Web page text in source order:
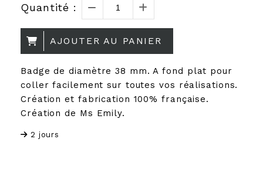
Quantité :
AJOUTER AU PANIER
Badge de diamètre 38 mm. A fond plat pour
coller facilement sur toutes vos réalisations.
Création et fabrication 100% française.
Création de Ms Emily.
2 jours